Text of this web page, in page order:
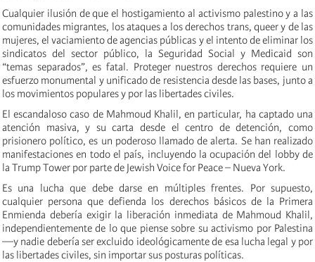
Cualquier ilusión de que el hostigamiento al activismo palestino y a las
comunidades migrantes, los ataques a los derechos trans, queer y de las
mujeres, el vaciamiento de agencias públicas y el intento de eliminar los
sindicatos del sector público, la Seguridad Social y Medicaid son
“temas separados”, es fatal. Proteger nuestros derechos requiere un
esfuerzo monumental y unificado de resistencia desde las bases, junto a
los movimientos populares y por las libertades civiles.
El escandaloso caso de Mahmoud Khalil, en particular, ha captado una
atención masiva, y su carta desde el centro de detención, como
prisionero político, es un poderoso llamado de alerta. Se han realizado
manifestaciones en todo el país, incluyendo la ocupación del lobby de
la Trump Tower por parte de Jewish Voice for Peace – Nueva York.
Es una lucha que debe darse en múltiples frentes. Por supuesto,
cualquier persona que defienda los derechos básicos de la Primera
Enmienda debería exigir la liberación inmediata de Mahmoud Khalil,
independientemente de lo que piense sobre su activismo por Palestina
—y nadie debería ser excluido ideológicamente de esa lucha legal y por
las libertades civiles, sin importar sus posturas políticas.